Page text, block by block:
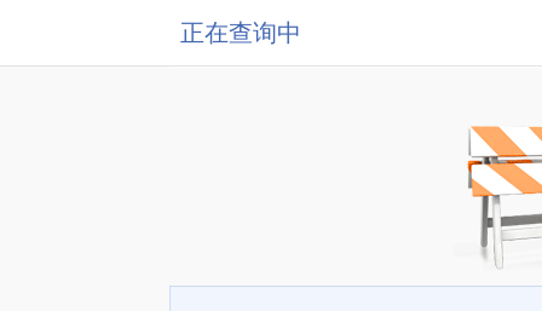
正在查询中